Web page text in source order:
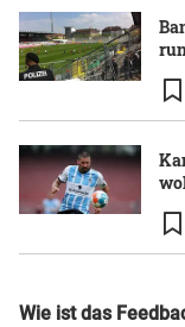
Wie ist das